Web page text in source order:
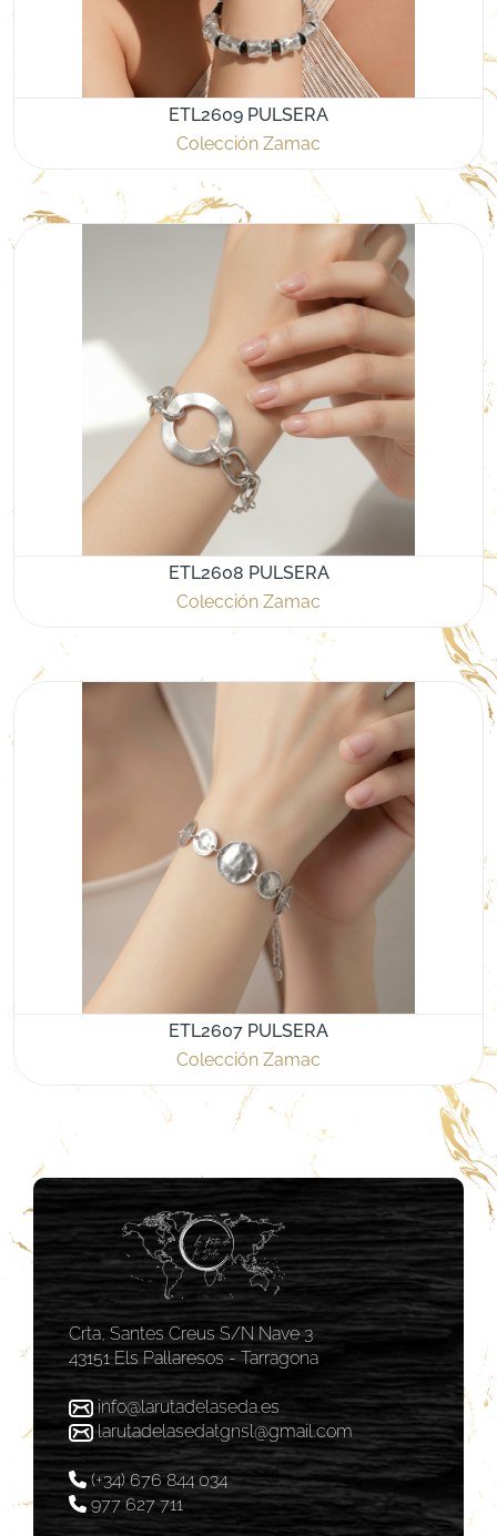
ETL2609 PULSERA
Colección Zamac
ETL2608 PULSERA
Colección Zamac
ETL2607 PULSERA
Colección Zamac
Crta, Santes Creus S/N Nave 3
43151 Els Pallaresos - Tarragona
info@larutadelaseda.es
larutadelasedatgnsl@gmail.com
(+34) 676 844 034
977 627 711